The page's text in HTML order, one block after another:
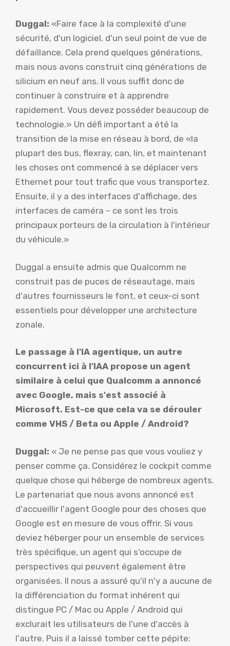
Duggal: «Faire face à la complexité d'une
sécurité, d'un logiciel, d'un seul point de vue de
défaillance. Cela prend quelques générations,
mais nous avons construit cinq générations de
silicium en neuf ans. Il vous suffit donc de
continuer à construire et à apprendre
rapidement. Vous devez posséder beaucoup de
technologie.» Un défi important a été la
transition de la mise en réseau à bord, de «la
plupart des bus, flexray, can, lin, et maintenant
les choses ont commencé à se déplacer vers
Ethernet pour tout trafic que vous transportez.
Ensuite, il y a des interfaces d'affichage, des
interfaces de caméra – ce sont les trois
principaux porteurs de la circulation à l'intérieur
du véhicule.»
Duggal a ensuite admis que Qualcomm ne
construit pas de puces de réseautage, mais
d'autres fournisseurs le font, et ceux-ci sont
essentiels pour développer une architecture
zonale.
Le passage à l'IA agentique, un autre
concurrent ici à l'IAA propose un agent
similaire à celui que Qualcomm a annoncé
avec Google, mais s'est associé à
Microsoft. Est-ce que cela va se dérouler
comme VHS / Beta ou Apple / Android?
Duggal: « Je ne pense pas que vous vouliez y
penser comme ça. Considérez le cockpit comme
quelque chose qui héberge de nombreux agents.
Le partenariat que nous avons annoncé est
d'accueillir l'agent Google pour des choses que
Google est en mesure de vous offrir. Si vous
deviez héberger pour un ensemble de services
très spécifique, un agent qui s'occupe de
perspectives qui peuvent également être
organisées. Il nous a assuré qu'il n'y a aucune de
la différenciation du format inhérent qui
distingue PC / Mac ou Apple / Android qui
exclurait les utilisateurs de l'une d'accès à
l'autre. Puis il a laissé tomber cette pépite: